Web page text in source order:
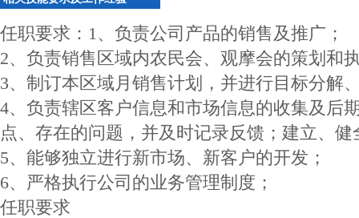
任职要求：1、负责公司产品的销售及推广；
2、负责销售区域内农民会、观摩会的策划和
3、制订本区域月销售计划，并进行目标分解
4、负责辖区客户信息和市场信息的收集及后
点、存在的问题，并及时记录反馈；建立、健
5、能够独立进行新市场、新客户的开发；
6、严格执行公司的业务管理制度；
任职要求